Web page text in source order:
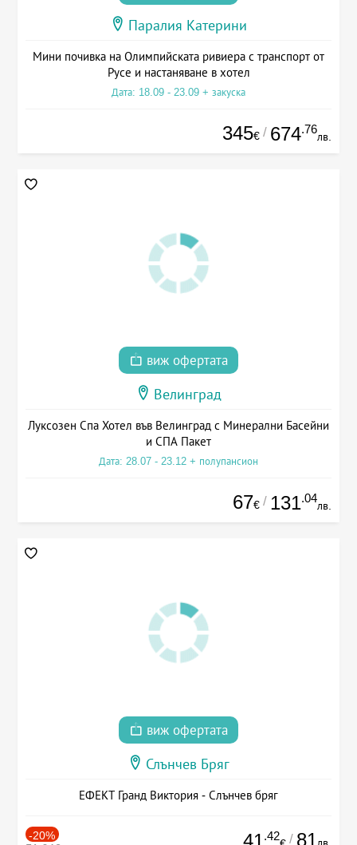
Паралия Катерини
Мини почивка на Олимпийската ривиера с транспорт от
Русе и настаняване в хотел
Дата: 18.09 - 23.09 + закуска
345€ / 674.76
лв.
виж офертата
Велинград
Луксозен Спа Хотел във Велинград с Минерални Басейни
и СПА Пакет
Дата: 28.07 - 23.12 + полупансион
67€ / 131.04
лв.
виж офертата
Слънчев Бряг
ЕФЕКТ Гранд Виктория - Слънчев бряг
-20% 41 .42 / 81